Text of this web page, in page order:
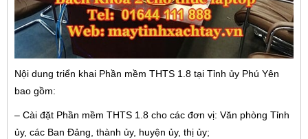
Nội dung triển khai Phần mềm THTS 1.8 tại Tỉnh ủy Phú Yên
bao gồm:
– Cài đặt Phần mềm THTS 1.8 cho các đơn vị: Văn phòng Tỉnh
ủy, các Ban Đảng, thành ủy, huyện ủy, thị ủy;